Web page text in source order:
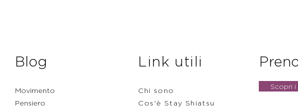
Blog
Movimento
Pensiero
Link utili
Chi sono
Cos'è Stay Shiatsu
Scopri